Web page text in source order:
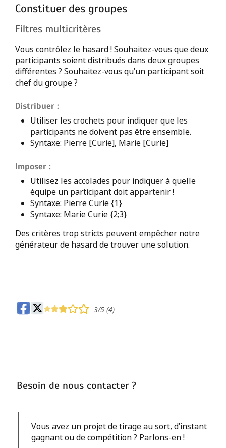
Constituer des groupes
Filtres multicritères
Vous contrôlez le hasard ! Souhaitez-vous que deux
participants soient distribués dans deux groupes
différentes ? Souhaitez-vous qu’un participant soit
chef du groupe ?
Distribuer :
Utiliser les crochets pour indiquer que les
participants ne doivent pas être ensemble.
Syntaxe: Pierre [Curie], Marie [Curie]
Imposer :
Utilisez les accolades pour indiquer à quelle
équipe un participant doit appartenir !
Syntaxe: Pierre Curie {1}
Syntaxe: Marie Curie {2;3}
Des critères trop stricts peuvent empêcher notre
générateur de hasard de trouver une solution.
3/5 (4)
Besoin de nous contacter ?
Vous avez un projet de tirage au sort, d’instant
gagnant ou de compétition ? Parlons-en !